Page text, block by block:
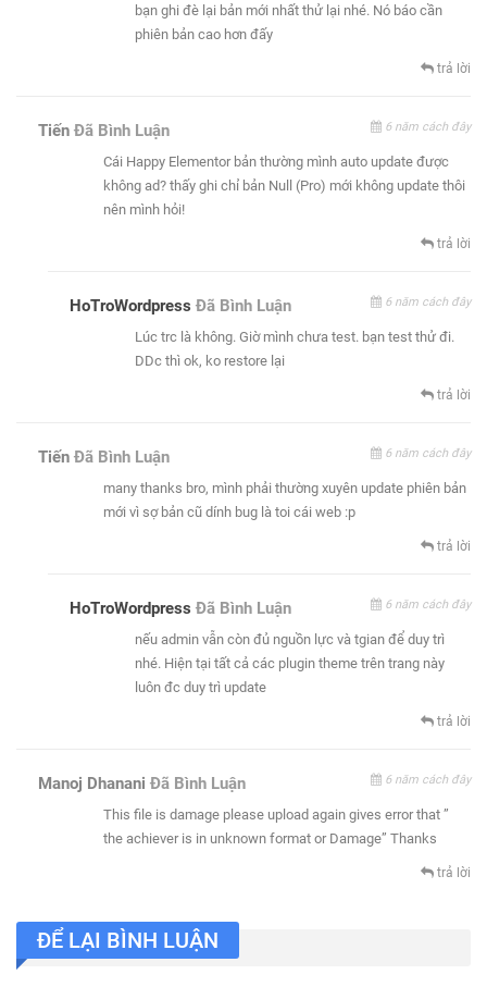
bạn ghi đè lại bản mới nhất thử lại nhé. Nó báo cần
phiên bản cao hơn đấy
trả lời
Tiến Đã Bình Luận 6 năm cách đây
Cái Happy Elementor bản thường mình auto update được
không ad? thấy ghi chỉ bản Null (Pro) mới không update thôi
nên mình hỏi!
trả lời
HoTroWordpress Đã Bình Luận 6 năm cách đây
Lúc trc là không. Giờ mình chưa test. bạn test thử đi.
DDc thì ok, ko restore lại
trả lời
Tiến Đã Bình Luận 6 năm cách đây
many thanks bro, mình phải thường xuyên update phiên bản
mới vì sợ bản cũ dính bug là toi cái web :p
trả lời
HoTroWordpress Đã Bình Luận 6 năm cách đây
nếu admin vẫn còn đủ nguồn lực và tgian để duy trì
nhé. Hiện tại tất cả các plugin theme trên trang này
luôn đc duy trì update
trả lời
Manoj Dhanani Đã Bình Luận 6 năm cách đây
This file is damage please upload again gives error that ”
the achiever is in unknown format or Damage” Thanks
trả lời
ĐỂ LẠI BÌNH LUẬN